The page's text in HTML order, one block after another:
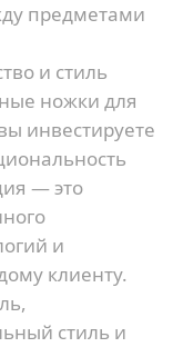
предметами
и стиль
ножки для
инвестируете
— это
и
клиенту.
стиль и